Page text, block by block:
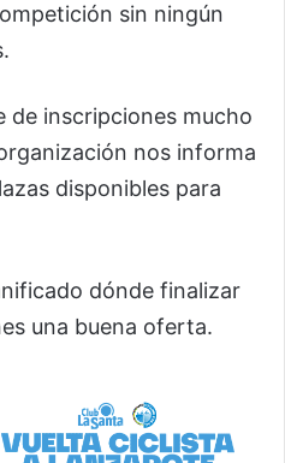
sin ningún
de inscripciones mucho
nos informa
disponibles para
dónde finalizar
una buena oferta.